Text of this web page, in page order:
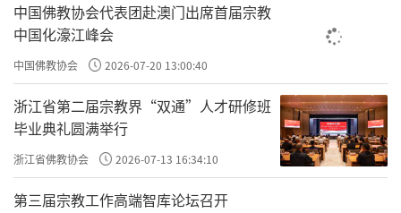
中国佛教协会代表团赴澳门出席首届宗教
中国化濠江峰会
中国佛教协会 2026-07-20 13:00:40
浙江省第二届宗教界“双通”人才研修班
毕业典礼圆满举行
浙江省佛教协会 2026-07-13 16:34:10
第三届宗教工作高端智库论坛召开